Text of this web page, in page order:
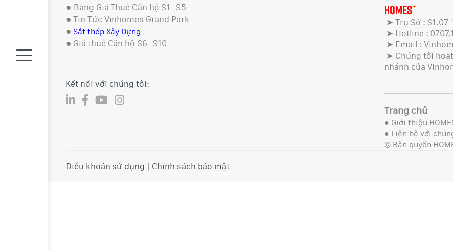
● Bảng Giá Thuê Căn hộ S1- S5
● Tin Tức Vinhomes Grand Park
● Sắt thép Xây Dựng
● Giá thuê Căn hộ S6- S10
Kết nối với chúng tôi:
HOMES+
➤ Trụ Sở : S1.07
➤ Hotline :
➤ Email :
➤ Chúng tôi
nhánh của
Trang chủ
● Giới thiệu
● Liên hệ với
© Bản quyền
Điều khoản sử dụng | Chính sách bảo mật